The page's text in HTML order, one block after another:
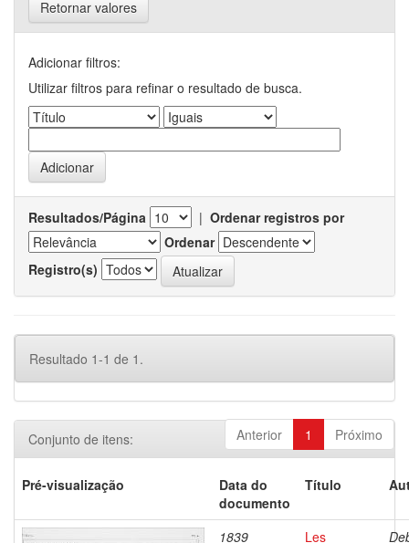
Retornar valores
Adicionar filtros:
Utilizar filtros para refinar o resultado de busca.
Resultados/Página | Ordenar registros por
Ordenar
Registro(s)
Resultado 1-1 de 1.
Anterior 1 Próximo
Conjunto de itens:
Pré-visualização
Data do
documento
Título
1839
Les